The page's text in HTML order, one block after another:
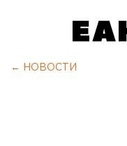
← НОВОСТИ